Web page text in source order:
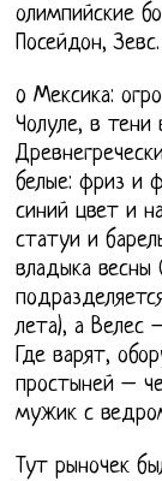
олимпийские
Посейдон,
o Мексика:
Чолуле, в тени
белые: фриз и
синий цвет и
статуи и
владыка весны
лета), а Велес
Где варят,
простыней –
мужик с
Тут рыночек